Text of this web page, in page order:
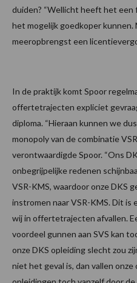
duiden? “Wellicht heeft het
het mogelijk goedkoper kunnen.
meeropbrengst een
In de praktijk komt Spoor
offertetrajecten expliciet
diploma. “Hieraan kunnen we
monopoly van de combinatie
verontwaardigde Spoor. “Ons
onbegrijpelijke redenen
VSR-KMS, waardoor onze DKS
instromen naar VSR-KMS. Dit is
wij in offertetrajecten afvallen.
voordeel gunnen aan SVS kan
onze DKS opleiding slecht zou
niet het geval is, dan vallen